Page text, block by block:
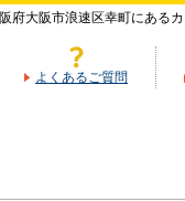
府大阪市浪速区幸町にある
よくあるご質問